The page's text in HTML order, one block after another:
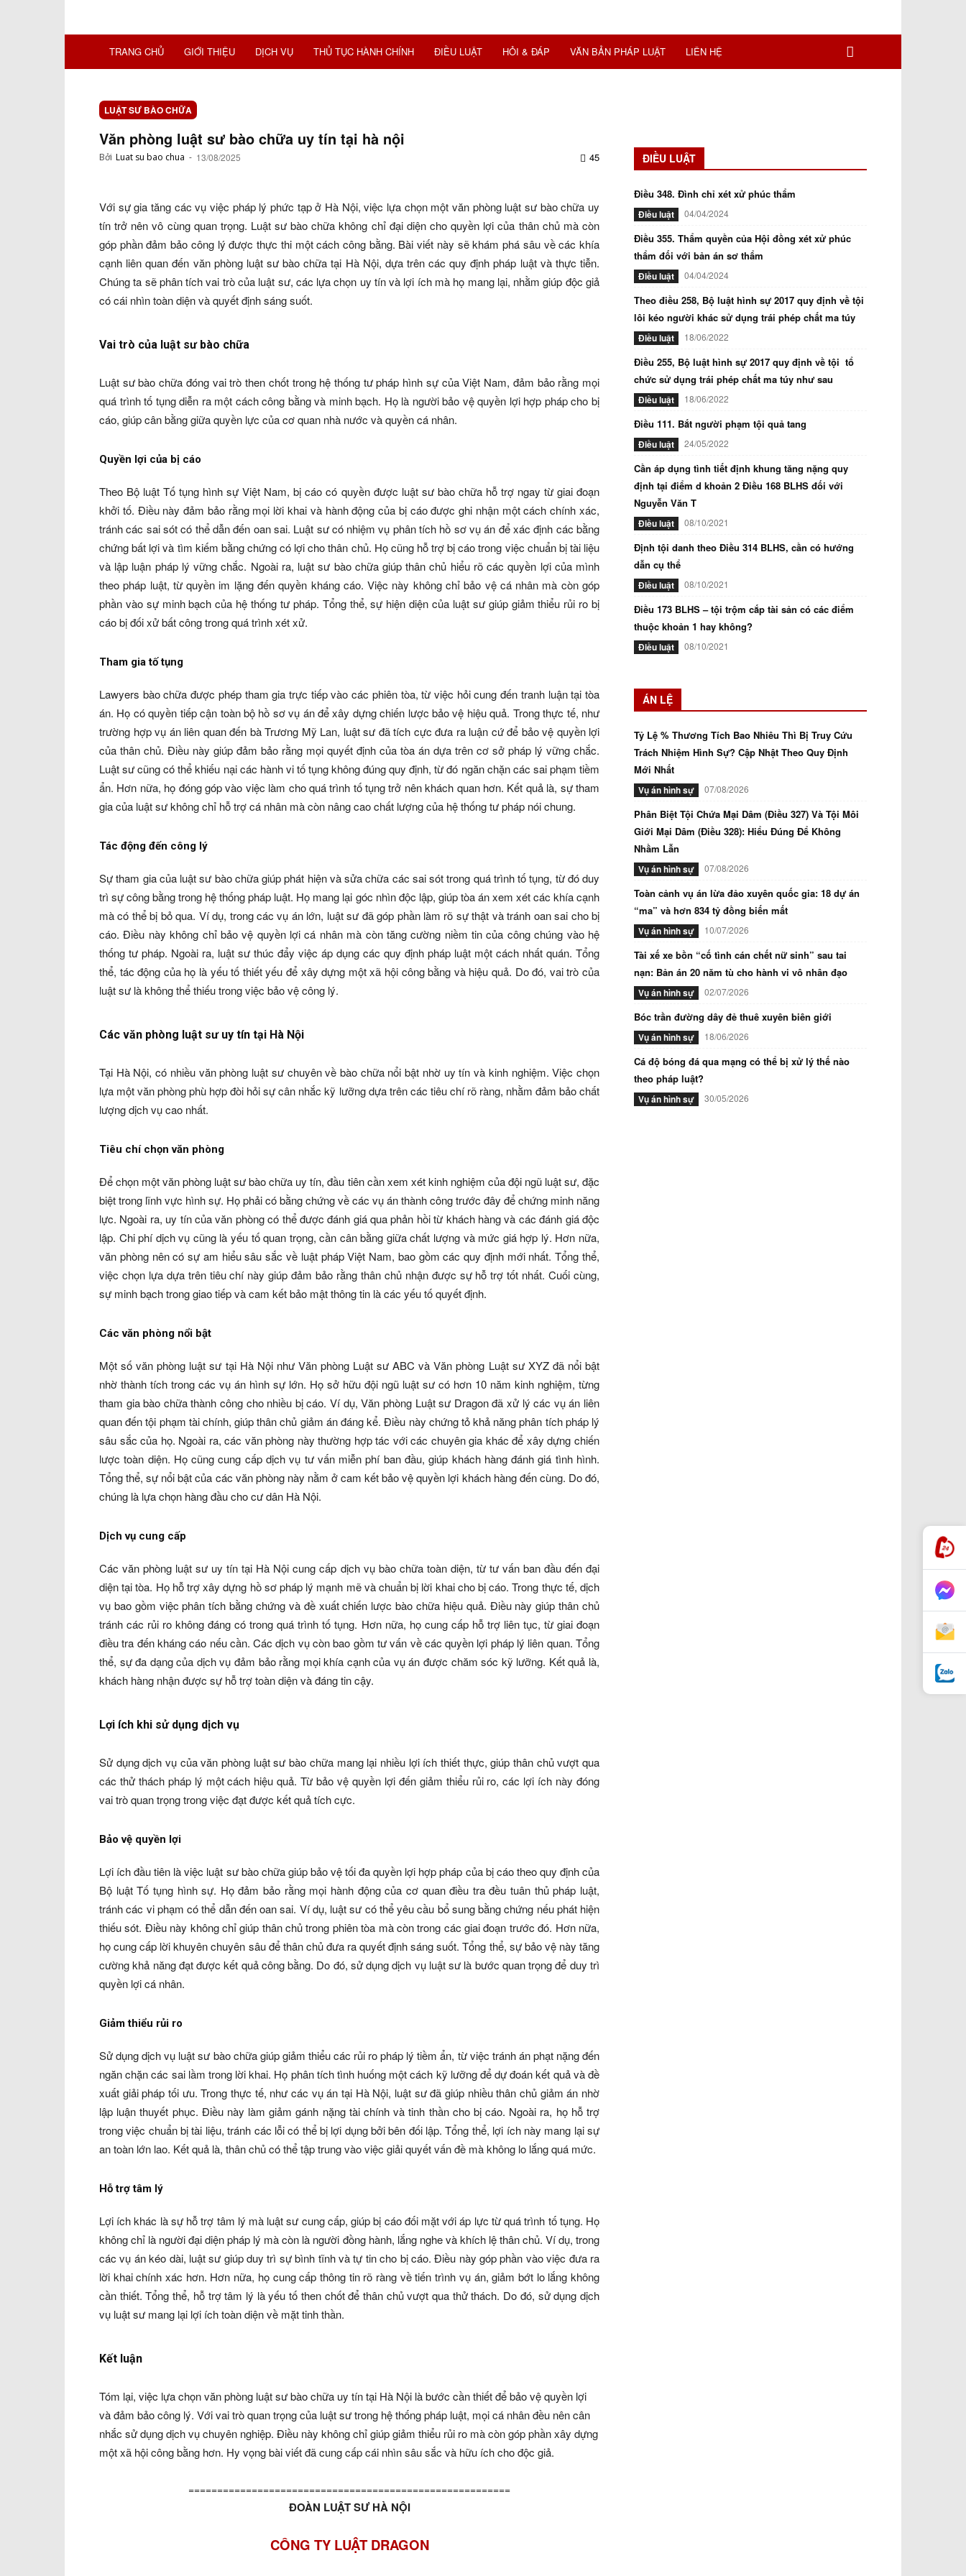
TRANG CHỦ GIỚI THIỆU DỊCH VỤ THỦ TỤC HÀNH CHÍNH ĐIỀU LUẬT HỎI & ĐÁP VĂN BẢN PHÁP LUẬT LIÊN HỆ
LUẬT SƯ BÀO CHỮA
Văn phòng luật sư bào chữa uy tín tại hà nội
Bởi Luat su bao chua - 13/08/2025 45
Với sự gia tăng các vụ việc pháp lý phức tạp ở Hà Nội, việc lựa chọn một văn phòng luật sư bào chữa uy
tín trở nên vô cùng quan trọng. Luật sư bào chữa không chỉ đại diện cho quyền lợi của thân chủ mà còn
góp phần đảm bảo công lý được thực thi một cách công bằng. Bài viết này sẽ khám phá sâu về các khía
cạnh liên quan đến văn phòng luật sư bào chữa tại Hà Nội, dựa trên các quy định pháp luật và thực tiễn.
Chúng ta sẽ phân tích vai trò của luật sư, các lựa chọn uy tín và lợi ích mà họ mang lại, nhằm giúp độc giả
có cái nhìn toàn diện và quyết định sáng suốt.
Vai trò của luật sư bào chữa
Luật sư bào chữa đóng vai trò then chốt trong hệ thống tư pháp hình sự của Việt Nam, đảm bảo rằng mọi
quá trình tố tụng diễn ra một cách công bằng và minh bạch. Họ là người bảo vệ quyền lợi hợp pháp cho bị
cáo, giúp cân bằng giữa quyền lực của cơ quan nhà nước và quyền cá nhân.
Quyền lợi của bị cáo
Theo Bộ luật Tố tụng hình sự Việt Nam, bị cáo có quyền được luật sư bào chữa hỗ trợ ngay từ giai đoạn
khởi tố. Điều này đảm bảo rằng mọi lời khai và hành động của bị cáo được ghi nhận một cách chính xác,
tránh các sai sót có thể dẫn đến oan sai. Luật sư có nhiệm vụ phân tích hồ sơ vụ án để xác định các bằng
chứng bất lợi và tìm kiếm bằng chứng có lợi cho thân chủ. Họ cũng hỗ trợ bị cáo trong việc chuẩn bị tài liệu
và lập luận pháp lý vững chắc. Ngoài ra, luật sư bào chữa giúp thân chủ hiểu rõ các quyền lợi của mình
theo pháp luật, từ quyền im lặng đến quyền kháng cáo. Việc này không chỉ bảo vệ cá nhân mà còn góp
phần vào sự minh bạch của hệ thống tư pháp. Tổng thể, sự hiện diện của luật sư giúp giảm thiểu rủi ro bị
cáo bị đối xử bất công trong quá trình xét xử.
Tham gia tố tụng
Lawyers bào chữa được phép tham gia trực tiếp vào các phiên tòa, từ việc hỏi cung đến tranh luận tại tòa
án. Họ có quyền tiếp cận toàn bộ hồ sơ vụ án để xây dựng chiến lược bảo vệ hiệu quả. Trong thực tế, như
trường hợp vụ án liên quan đến bà Trương Mỹ Lan, luật sư đã tích cực đưa ra luận cứ để bảo vệ quyền lợi
của thân chủ. Điều này giúp đảm bảo rằng mọi quyết định của tòa án dựa trên cơ sở pháp lý vững chắc.
Luật sư cũng có thể khiếu nại các hành vi tố tụng không đúng quy định, từ đó ngăn chặn các sai phạm tiềm
ẩn. Hơn nữa, họ đóng góp vào việc làm cho quá trình tố tụng trở nên khách quan hơn. Kết quả là, sự tham
gia của luật sư không chỉ hỗ trợ cá nhân mà còn nâng cao chất lượng của hệ thống tư pháp nói chung.
Tác động đến công lý
Sự tham gia của luật sư bào chữa giúp phát hiện và sửa chữa các sai sót trong quá trình tố tụng, từ đó duy
trì sự công bằng trong hệ thống pháp luật. Họ mang lại góc nhìn độc lập, giúp tòa án xem xét các khía cạnh
mà có thể bị bỏ qua. Ví dụ, trong các vụ án lớn, luật sư đã góp phần làm rõ sự thật và tránh oan sai cho bị
cáo. Điều này không chỉ bảo vệ quyền lợi cá nhân mà còn tăng cường niềm tin của công chúng vào hệ
thống tư pháp. Ngoài ra, luật sư thúc đẩy việc áp dụng các quy định pháp luật một cách nhất quán. Tổng
thể, tác động của họ là yếu tố thiết yếu để xây dựng một xã hội công bằng và hiệu quả. Do đó, vai trò của
luật sư là không thể thiếu trong việc bảo vệ công lý.
Các văn phòng luật sư uy tín tại Hà Nội
Tại Hà Nội, có nhiều văn phòng luật sư chuyên về bào chữa nổi bật nhờ uy tín và kinh nghiệm. Việc chọn
lựa một văn phòng phù hợp đòi hỏi sự cân nhắc kỹ lưỡng dựa trên các tiêu chí rõ ràng, nhằm đảm bảo chất
lượng dịch vụ cao nhất.
Tiêu chí chọn văn phòng
Để chọn một văn phòng luật sư bào chữa uy tín, đầu tiên cần xem xét kinh nghiệm của đội ngũ luật sư, đặc
biệt trong lĩnh vực hình sự. Họ phải có bằng chứng về các vụ án thành công trước đây để chứng minh năng
lực. Ngoài ra, uy tín của văn phòng có thể được đánh giá qua phản hồi từ khách hàng và các đánh giá độc
lập. Chi phí dịch vụ cũng là yếu tố quan trọng, cần cân bằng giữa chất lượng và mức giá hợp lý. Hơn nữa,
văn phòng nên có sự am hiểu sâu sắc về luật pháp Việt Nam, bao gồm các quy định mới nhất. Tổng thể,
việc chọn lựa dựa trên tiêu chí này giúp đảm bảo rằng thân chủ nhận được sự hỗ trợ tốt nhất. Cuối cùng,
sự minh bạch trong giao tiếp và cam kết bảo mật thông tin là các yếu tố quyết định.
Các văn phòng nổi bật
Một số văn phòng luật sư tại Hà Nội như Văn phòng Luật sư ABC và Văn phòng Luật sư XYZ đã nổi bật
nhờ thành tích trong các vụ án hình sự lớn. Họ sở hữu đội ngũ luật sư có hơn 10 năm kinh nghiệm, từng
tham gia bào chữa thành công cho nhiều bị cáo. Ví dụ, Văn phòng Luật sư Dragon đã xử lý các vụ án liên
quan đến tội phạm tài chính, giúp thân chủ giảm án đáng kể. Điều này chứng tỏ khả năng phân tích pháp lý
sâu sắc của họ. Ngoài ra, các văn phòng này thường hợp tác với các chuyên gia khác để xây dựng chiến
lược toàn diện. Họ cũng cung cấp dịch vụ tư vấn miễn phí ban đầu, giúp khách hàng đánh giá tình hình.
Tổng thể, sự nổi bật của các văn phòng này nằm ở cam kết bảo vệ quyền lợi khách hàng đến cùng. Do đó,
chúng là lựa chọn hàng đầu cho cư dân Hà Nội.
Dịch vụ cung cấp
Các văn phòng luật sư uy tín tại Hà Nội cung cấp dịch vụ bào chữa toàn diện, từ tư vấn ban đầu đến đại
diện tại tòa. Họ hỗ trợ xây dựng hồ sơ pháp lý mạnh mẽ và chuẩn bị lời khai cho bị cáo. Trong thực tế, dịch
vụ bao gồm việc phân tích bằng chứng và đề xuất chiến lược bào chữa hiệu quả. Điều này giúp thân chủ
tránh các rủi ro không đáng có trong quá trình tố tụng. Hơn nữa, họ cung cấp hỗ trợ liên tục, từ giai đoạn
điều tra đến kháng cáo nếu cần. Các dịch vụ còn bao gồm tư vấn về các quyền lợi pháp lý liên quan. Tổng
thể, sự đa dạng của dịch vụ đảm bảo rằng mọi khía cạnh của vụ án được chăm sóc kỹ lưỡng. Kết quả là,
khách hàng nhận được sự hỗ trợ toàn diện và đáng tin cậy.
Lợi ích khi sử dụng dịch vụ
Sử dụng dịch vụ của văn phòng luật sư bào chữa mang lại nhiều lợi ích thiết thực, giúp thân chủ vượt qua
các thử thách pháp lý một cách hiệu quả. Từ bảo vệ quyền lợi đến giảm thiểu rủi ro, các lợi ích này đóng
vai trò quan trọng trong việc đạt được kết quả tích cực.
Bảo vệ quyền lợi
Lợi ích đầu tiên là việc luật sư bào chữa giúp bảo vệ tối đa quyền lợi hợp pháp của bị cáo theo quy định của
Bộ luật Tố tụng hình sự. Họ đảm bảo rằng mọi hành động của cơ quan điều tra đều tuân thủ pháp luật,
tránh các vi phạm có thể dẫn đến oan sai. Ví dụ, luật sư có thể yêu cầu bổ sung bằng chứng nếu phát hiện
thiếu sót. Điều này không chỉ giúp thân chủ trong phiên tòa mà còn trong các giai đoạn trước đó. Hơn nữa,
họ cung cấp lời khuyên chuyên sâu để thân chủ đưa ra quyết định sáng suốt. Tổng thể, sự bảo vệ này tăng
cường khả năng đạt được kết quả công bằng. Do đó, sử dụng dịch vụ luật sư là bước quan trọng để duy trì
quyền lợi cá nhân.
Giảm thiểu rủi ro
Sử dụng dịch vụ luật sư bào chữa giúp giảm thiểu các rủi ro pháp lý tiềm ẩn, từ việc tránh án phạt nặng đến
ngăn chặn các sai lầm trong lời khai. Họ phân tích tình huống một cách kỹ lưỡng để dự đoán kết quả và đề
xuất giải pháp tối ưu. Trong thực tế, như các vụ án tại Hà Nội, luật sư đã giúp nhiều thân chủ giảm án nhờ
lập luận thuyết phục. Điều này làm giảm gánh nặng tài chính và tinh thần cho bị cáo. Ngoài ra, họ hỗ trợ
trong việc chuẩn bị tài liệu, tránh các lỗi có thể bị lợi dụng bởi bên đối lập. Tổng thể, lợi ích này mang lại sự
an toàn lớn lao. Kết quả là, thân chủ có thể tập trung vào việc giải quyết vấn đề mà không lo lắng quá mức.
Hỗ trợ tâm lý
Lợi ích khác là sự hỗ trợ tâm lý mà luật sư cung cấp, giúp bị cáo đối mặt với áp lực từ quá trình tố tụng. Họ
không chỉ là người đại diện pháp lý mà còn là người đồng hành, lắng nghe và khích lệ thân chủ. Ví dụ, trong
các vụ án kéo dài, luật sư giúp duy trì sự bình tĩnh và tự tin cho bị cáo. Điều này góp phần vào việc đưa ra
lời khai chính xác hơn. Hơn nữa, họ cung cấp thông tin rõ ràng về tiến trình vụ án, giảm bớt lo lắng không
cần thiết. Tổng thể, hỗ trợ tâm lý là yếu tố then chốt để thân chủ vượt qua thử thách. Do đó, sử dụng dịch
vụ luật sư mang lại lợi ích toàn diện về mặt tinh thần.
Kết luận
Tóm lại, việc lựa chọn văn phòng luật sư bào chữa uy tín tại Hà Nội là bước cần thiết để bảo vệ quyền lợi
và đảm bảo công lý. Với vai trò quan trọng của luật sư trong hệ thống pháp luật, mọi cá nhân đều nên cân
nhắc sử dụng dịch vụ chuyên nghiệp. Điều này không chỉ giúp giảm thiểu rủi ro mà còn góp phần xây dựng
một xã hội công bằng hơn. Hy vọng bài viết đã cung cấp cái nhìn sâu sắc và hữu ích cho độc giả.
========================================================
ĐOÀN LUẬT SƯ HÀ NỘI
CÔNG TY LUẬT DRAGON
ĐIỀU LUẬT
Điều 348. Đình chỉ xét xử phúc thẩm
Điều luật 04/04/2024
Điều 355. Thẩm quyền của Hội đồng xét xử phúc
thẩm đối với bản án sơ thẩm
Điều luật 04/04/2024
Theo điều 258, Bộ luật hình sự 2017 quy định về tội
lôi kéo người khác sử dụng trái phép chất ma túy
Điều luật 18/06/2022
Điều 255, Bộ luật hình sự 2017 quy định về tội tổ
chức sử dụng trái phép chất ma túy như sau
Điều luật 18/06/2022
Điều 111. Bắt người phạm tội quả tang
Điều luật 24/05/2022
Cần áp dụng tình tiết định khung tăng nặng quy
định tại điểm d khoản 2 Điều 168 BLHS đối với
Nguyễn Văn T
Điều luật 08/10/2021
Định tội danh theo Điều 314 BLHS, cần có hướng
dẫn cụ thể
Điều luật 08/10/2021
Điều 173 BLHS – tội trộm cắp tài sản có các điểm
thuộc khoản 1 hay không?
Điều luật 08/10/2021
ÁN LỆ
Tỷ Lệ % Thương Tích Bao Nhiêu Thì Bị Truy Cứu
Trách Nhiệm Hình Sự? Cập Nhật Theo Quy Định
Mới Nhất
Vụ án hình sự 07/08/2026
Phân Biệt Tội Chứa Mại Dâm (Điều 327) Và Tội Môi
Giới Mại Dâm (Điều 328): Hiểu Đúng Để Không
Nhầm Lẫn
Vụ án hình sự 07/08/2026
Toàn cảnh vụ án lừa đảo xuyên quốc gia: 18 dự án
“ma” và hơn 834 tỷ đồng biến mất
Vụ án hình sự 10/07/2026
Tài xế xe bồn “cố tình cán chết nữ sinh” sau tai
nạn: Bản án 20 năm tù cho hành vi vô nhân đạo
Vụ án hình sự 02/07/2026
Bóc trần đường dây đẻ thuê xuyên biên giới
Vụ án hình sự 18/06/2026
Cá độ bóng đá qua mạng có thể bị xử lý thế nào
theo pháp luật?
Vụ án hình sự 30/05/2026